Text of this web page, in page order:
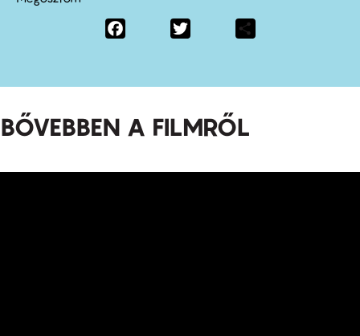
Facebook
BŐVEBBEN A FILMRŐL